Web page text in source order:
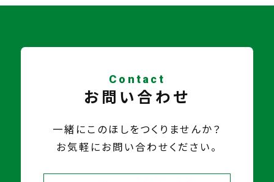
Contact
お問い合わせ
一緒にこのほしをつくりませんか？
お気軽にお問い合わせください。